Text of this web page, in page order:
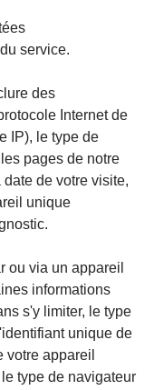
service.
des
Internet de
IP), le type de
pages de notre
de votre visite,
unique
ou via un appareil
informations
s'y limiter, le type
unique de
appareil
type de navigateur